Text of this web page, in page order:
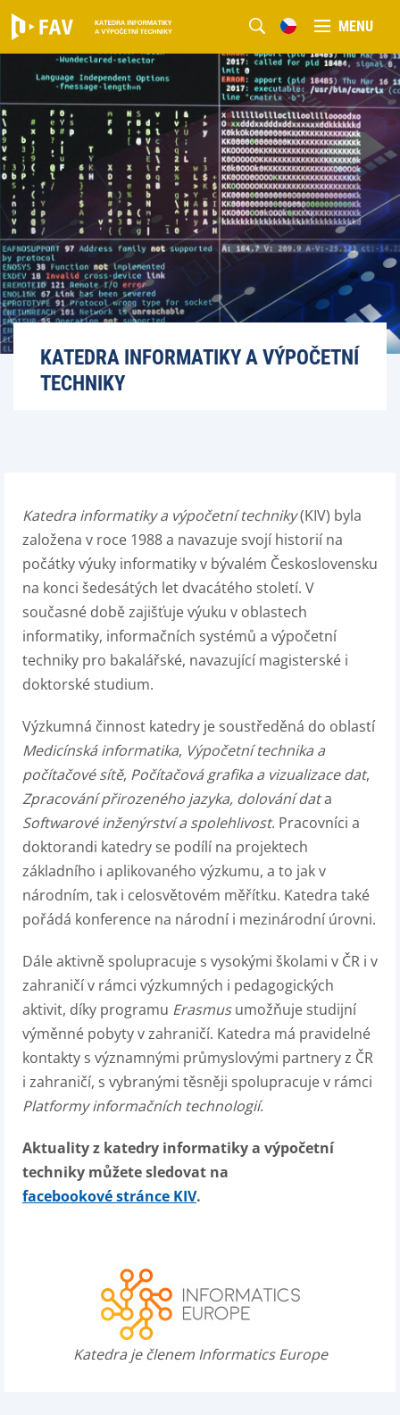
MENU
KATEDRA INFORMATIKY A VÝPOČETNÍ
TECHNIKY
Katedra informatiky a výpočetní techniky(KIV) byla
založena v roce 1988 a navazuje svojí historií na
počátky výuky informatiky v bývalém Československu
na konci šedesátých let dvacátého století. V
současné době zajišťuje výuku v oblastech
informatiky, informačních systémů a výpočetní
techniky pro bakalářské, navazující magisterské i
doktorské studium.
Výzkumná činnost katedry je soustředěná do oblastí
Medicínská informatika, Výpočetní technika a
počítačové sítě, Počítačová grafika a vizualizace dat,
Zpracování přirozeného jazyka, dolování data
Softwarové inženýrství a spolehlivost. Pracovníci a
doktorandi katedry se podílí na projektech
základního i aplikovaného výzkumu, a to jak v
národním, tak i celosvětovém měřítku. Katedra také
pořádá konference na národní i mezinárodní úrovni.
Dále aktivně spolupracuje s vysokými školami v ČR i v
zahraničí v rámci výzkumných i pedagogických
aktivit, díky programu Erasmusumožňuje studijní
výměnné pobyty v zahraničí. Katedra má pravidelné
kontakty s významnými průmyslovými partnery z ČR
i zahraničí, s vybranými těsněji spolupracuje v rámci
Platformy informačních technologií.
Aktuality z katedry informatiky a výpočetní
techniky můžete sledovat na
facebookové stránce KIV.
Katedra je členem Informatics Europe